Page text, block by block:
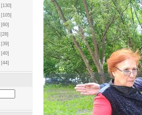
[130]
[105]
[60]
[28]
[39]
[40]
[44]